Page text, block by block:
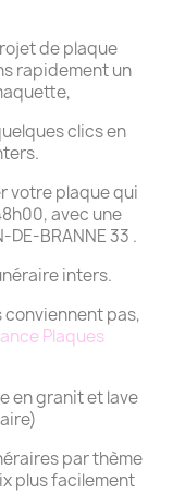
de plaque
rapidement un
clics en
votre plaque qui
avec une
BRANNE 33 .
inters.
conviennent pas,
Plaques
en granit et lave
par thème
plus facilement